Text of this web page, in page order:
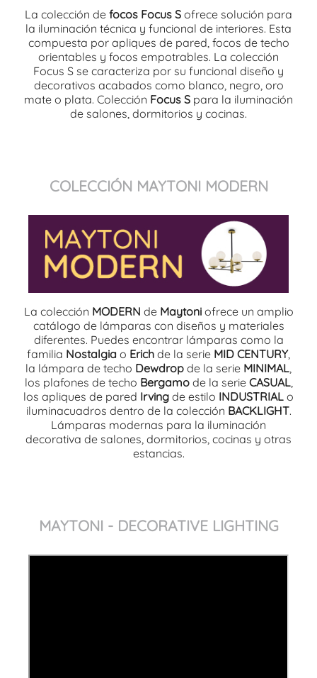
La colección de focos Focus S ofrece solución para
la iluminación técnica y funcional de interiores. Esta
compuesta por apliques de pared, focos de techo
orientables y focos empotrables. La colección
Focus S se caracteriza por su funcional diseño y
decorativos acabados como blanco, negro, oro
mate o plata. Colección Focus S para la iluminación
de salones, dormitorios y cocinas.
COLECCIÓN MAYTONI MODERN
La colección MODERN de Maytoniofrece un amplio
catálogo de lámparas con diseños y materiales
diferentes. Puedes encontrar lámparas como la
familia Nostalgia o Erich de la serie MID CENTURY,
la lámpara de techo Dewdrop de la serie MINIMAL,
los plafones de techo Bergamode la serie CASUAL,
los apliques de pared Irving de estilo INDUSTRIAL o
iluminacuadros dentro de la colección BACKLIGHT.
Lámparas modernas para la iluminación
decorativa de salones, dormitorios, cocinas y otras
estancias.
MAYTONI - DECORATIVE LIGHTING